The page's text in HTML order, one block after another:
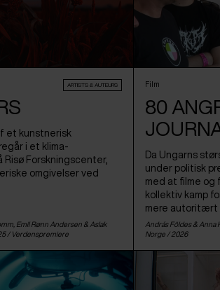
ARTISTS & AUTEURS
et kunstnerisk
i et klima-
Forskningscenter,
omgivelser ved
Emil Rønn Andersen & Aslak
/ Verdenspremiere
Film
80
Da Ungarns
under politisk
med at filme og
kollektiv kamp
mere autoritært
András Földes & Anna
Norge / 2026